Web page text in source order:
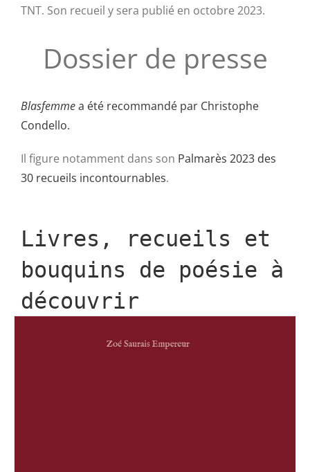
TNT. Son recueil y sera publié en octobre 2023.
Dossier de presse
Blasfemmea été recommandé par Christophe
Condello.
Il figure notamment dans son Palmarès 2023 des
30 recueils incontournables.
Livres, recueils et
bouquins de poésie à
découvrir